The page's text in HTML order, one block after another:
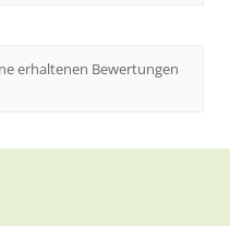
erhaltenen Bewertungen